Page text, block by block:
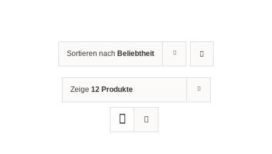
Sortieren nach Beliebtheit
Zeige 12 Produkte